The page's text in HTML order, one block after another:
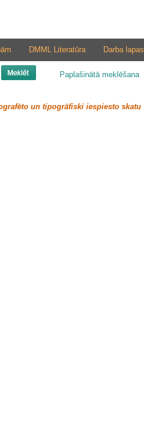
Darba lapas
DMML Literatūra
Paplašinātā meklēšana
un tipogrāfiski iespiesto skatu